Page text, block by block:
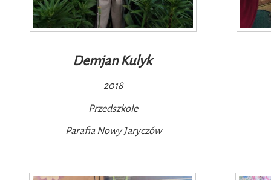
Demjan Kulyk
2018
Przedszkole
Parafia Nowy Jaryczów